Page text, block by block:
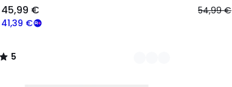
41,39 €
45,99 €
5
/
54,99 €